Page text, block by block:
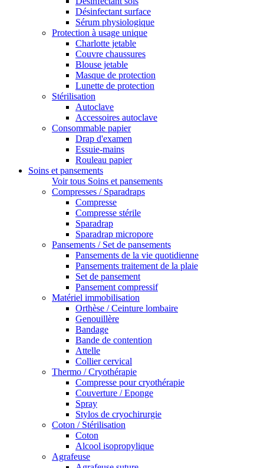
Désinfectant surface
Sérum physiologique
Protection à usage unique
Charlotte jetable
Couvre chaussures
Blouse jetable
Masque de protection
Lunette de protection
Stérilisation
Autoclave
Accessoires autoclave
Consommable papier
Drap d'examen
Essuie-mains
Rouleau papier
Soins et pansements
Voir tous Soins et pansements
Compresses / Sparadraps
Compresse
Compresse stérile
Sparadrap
Sparadrap micropore
Pansements / Set de pansements
Pansements de la vie quotidienne
Pansements traitement de la plaie
Set de pansement
Pansement compressif
Matériel immobilisation
Orthèse / Ceinture lombaire
Genouillère
Bandage
Bande de contention
Attelle
Collier cervical
Thermo / Cryothérapie
Compresse pour cryothérapie
Couverture / Eponge
Spray
Stylos de cryochirurgie
Coton / Stérilisation
Coton
Alcool isopropylique
Agrafeuse